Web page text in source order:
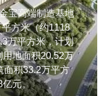
宝高端制造基地
方米（约1118
万平方米，计划
地面积20.52万
面积33.2万平方
亿元。